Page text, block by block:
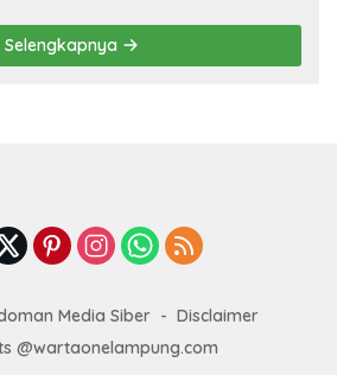
Selengkapnya
Media Siber
Disclaimer
@wartaonelampung.com